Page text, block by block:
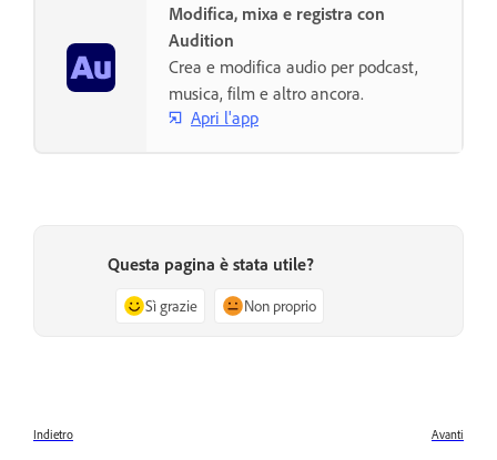
Modifica, mixa e registra con
Audition
Crea e modifica audio per podcast,
musica, film e altro ancora.
Apri l'app
Questa pagina è stata utile?
Sì grazie Non proprio
Indietro Avanti